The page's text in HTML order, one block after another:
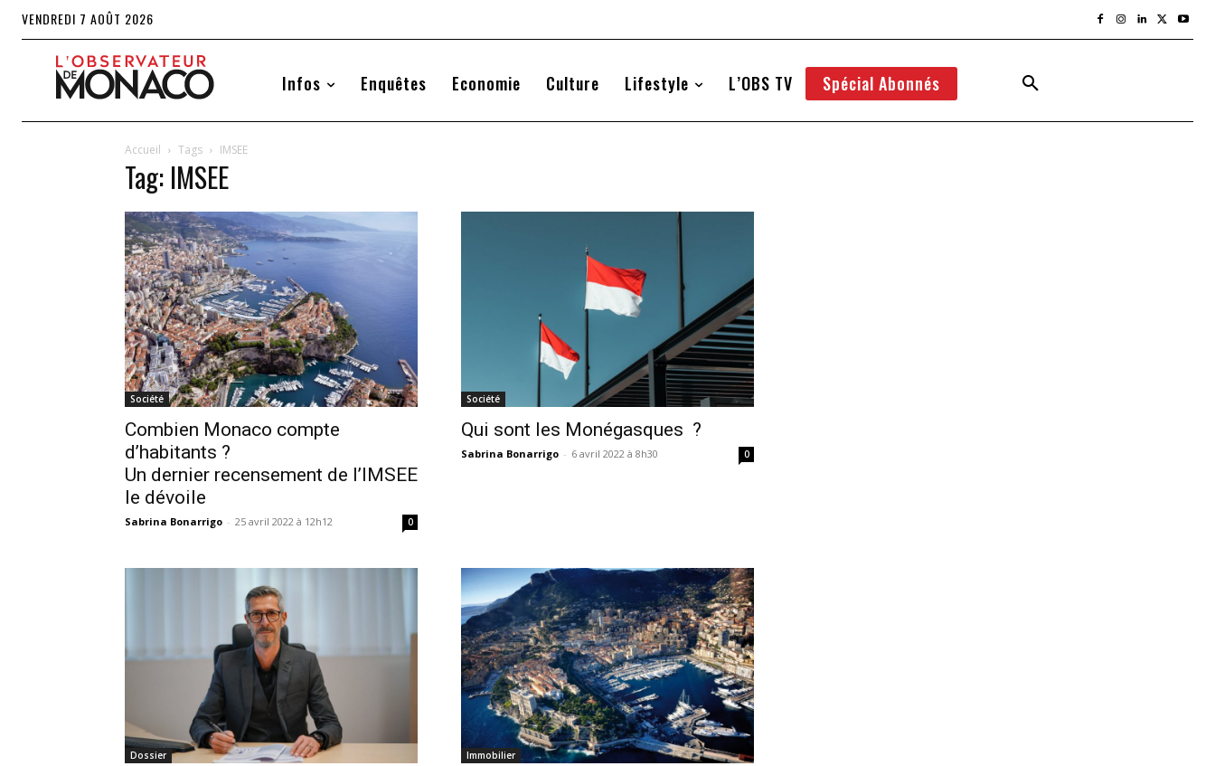
VENDREDI 7 AOÛT 2026
Infos Enquêtes Economie Culture Lifestyle L’OBS TV Spécial Abonnés
Accueil Tags IMSEE
Tag: IMSEE
Société
Combien Monaco compte
d’habitants ?
Un dernier recensement de l’IMSEE
le dévoile
Sabrina Bonarrigo - 25 avril 2022 à 12h12 0
Société
Qui sont les Monégasques ?
Sabrina Bonarrigo - 6 avril 2022 à 8h30 0
Dossier Immobilier